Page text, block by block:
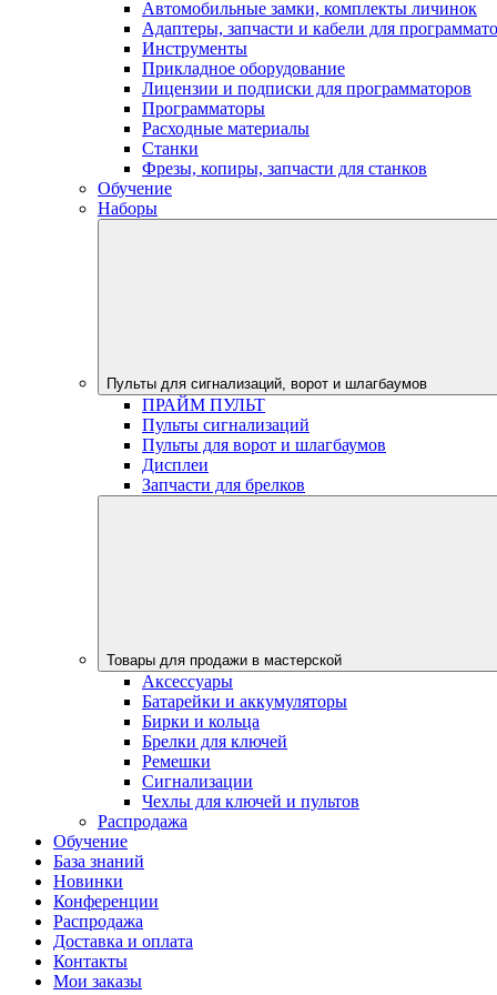
Автомобильные замки, комплекты личинок
Адаптеры, запчасти и кабели для
Инструменты
Прикладное оборудование
Лицензии и подписки для программаторов
Программаторы
Расходные материалы
Станки
Фрезы, копиры, запчасти для станков
Обучение
Наборы
Пульты для сигнализаций, ворот и шлагбаумов
ПРАЙМ ПУЛЬТ
Пульты сигнализаций
Пульты для ворот и шлагбаумов
Дисплеи
Запчасти для брелков
Товары для продажи в мастерской
Аксессуары
Батарейки и аккумуляторы
Бирки и кольца
Брелки для ключей
Ремешки
Сигнализации
Чехлы для ключей и пультов
Распродажа
Обучение
База знаний
Новинки
Конференции
Распродажа
Доставка и оплата
Контакты
Мои заказы